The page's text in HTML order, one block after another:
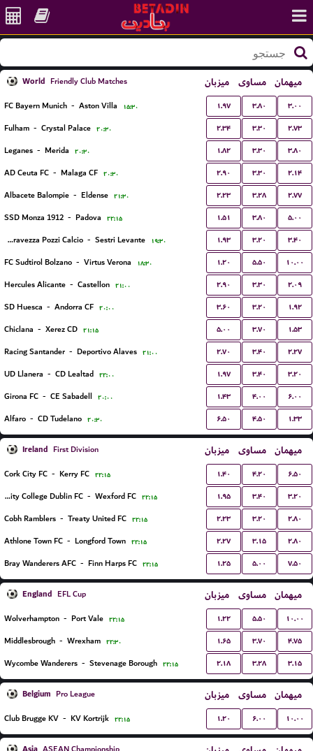
World Friendly Club Matches میزبان مساوی میهمان
FC Bayern Munich - Aston Villa ۱۵:۳۰ ۱.۹۷ ۳.۸۰ ۳.۰۰
Fulham - Crystal Palace ۲۰:۳۰ ۲.۳۴ ۳.۳۰ ۲.۷۳
Leganes - Merida ۲۰:۳۰ ۱.۸۲ ۳.۳۰ ۳.۸۰
AD Ceuta FC - Malaga CF ۲۰:۳۰ ۲.۹۰ ۳.۳۰ ۲.۱۴
Albacete Balompie - Eldense ۲۱:۳۰ ۲.۲۳ ۳.۲۸ ۲.۷۷
SSD Monza 1912 - Padova ۲۲:۱۵ ۱.۵۱ ۳.۸۰ ۵.۰۰
ASD Seravezza Pozzi Calcio - Sestri Levante ۱۹:۳۰ ۱.۹۳ ۳.۲۰ ۳.۴۰
FC Sudtirol Bolzano - Virtus Verona ۱۸:۳۰ ۱.۲۰ ۵.۵۰ ۱۰.۰۰
Hercules Alicante - Castellon ۲۱:۰۰ ۲.۹۰ ۳.۳۰ ۲.۰۹
SD Huesca - Andorra CF ۲۰:۰۰ ۳.۶۰ ۳.۲۰ ۱.۹۲
Chiclana - Xerez CD ۲۱:۱۵ ۵.۰۰ ۳.۷۰ ۱.۵۳
Racing Santander - Deportivo Alaves ۲۱:۰۰ ۲.۷۰ ۳.۴۰ ۲.۲۷
UD Llanera - CD Lealtad ۲۲:۰۰ ۱.۹۷ ۳.۴۰ ۳.۲۰
Girona FC - CE Sabadell ۲۰:۰۰ ۱.۴۳ ۴.۰۰ ۶.۰۰
Alfaro - CD Tudelano ۲۰:۳۰ ۶.۵۰ ۴.۵۰ ۱.۳۳
Ireland First Division میزبان مساوی میهمان
Cork City FC - Kerry FC ۲۲:۱۵ ۱.۴۰ ۴.۲۰ ۶.۵۰
University College Dublin FC - Wexford FC ۲۲:۱۵ ۱.۹۵ ۳.۴۰ ۳.۲۰
Cobh Ramblers - Treaty United FC ۲۲:۱۵ ۲.۲۳ ۳.۲۰ ۲.۸۰
Athlone Town FC - Longford Town ۲۲:۱۵ ۲.۲۷ ۳.۱۵ ۲.۸۰
Bray Wanderers AFC - Finn Harps FC ۲۲:۱۵ ۱.۲۵ ۵.۰۰ ۷.۵۰
England EFL Cup میزبان مساوی میهمان
Wolverhampton - Port Vale ۲۲:۱۵ ۱.۲۲ ۵.۵۰ ۱۰.۰۰
Middlesbrough - Wrexham ۲۲:۳۰ ۱.۶۵ ۳.۷۰ ۴.۷۵
Wycombe Wanderers - Stevenage Borough ۲۲:۱۵ ۲.۱۸ ۳.۲۸ ۳.۱۵
Belgium Pro League میزبان مساوی میهمان
Club Brugge KV - KV Kortrijk ۲۲:۱۵ ۱.۲۰ ۶.۰۰ ۱۰.۰۰